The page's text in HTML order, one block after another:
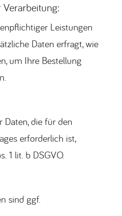
Leistungen
Daten erfragt, wie
um Ihre Bestellung
Daten, die für den
erforderlich ist,
1 lit. b DSGVO.
sind ggf.